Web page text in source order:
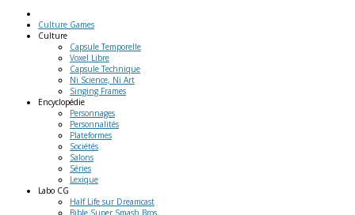
Culture Games
Culture
Capsule Temporelle
Voxel Libre
Capsule Technique
Ni Science, Ni Art
Singing Frames
Encyclopédie
Personnages
Personnalités
Plateformes
Sociétés
Salons
Séries
Lexique
Labo CG
Half Life sur Dreamcast
Bible Super Smash Bros.